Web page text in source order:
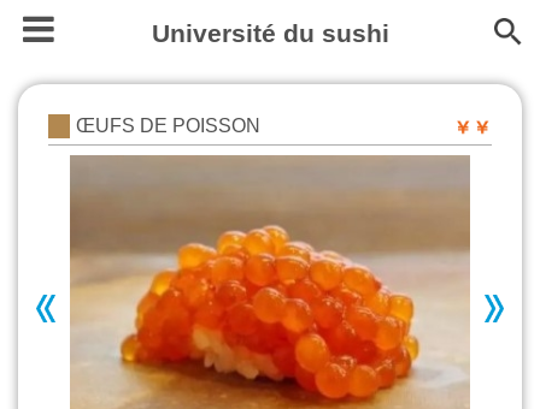
Université du sushi
ŒUFS DE POISSON